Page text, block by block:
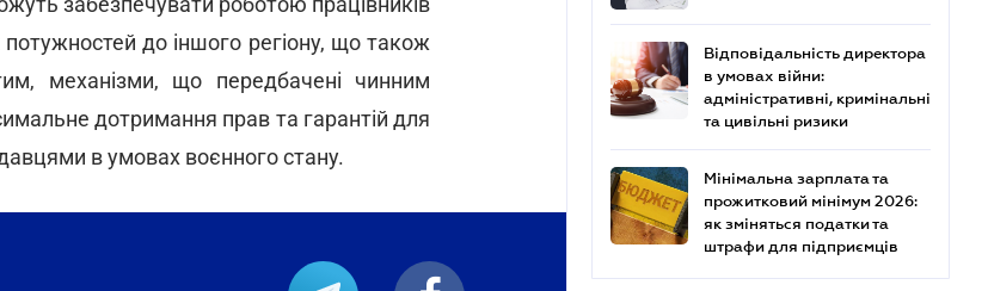
до іншого регіону, що також
механізми, що передбачені чинним
дотримання прав та гарантій для
в умовах воєнного стану.
Відповідальність директора
в умовах війни:
адміністративні, кримінальні
та цивільні ризики
Мінімальна зарплата та
прожитковий мінімум 2026:
як зміняться податки та
штрафи для підприємців